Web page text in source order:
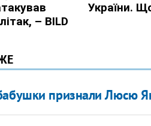
признали Люсю